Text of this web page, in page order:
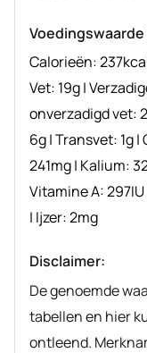
Calorieën:237
Vet: 19g|
onverzadigd vet:2
6g|Transvet: 1g|
241mg| Kalium:
Vitamine A:297IU
| Ijzer:2mg
Disclaimer:
De genoemde waardes zijn gebaseerd op standaard
tabellen en hier
ontleend.